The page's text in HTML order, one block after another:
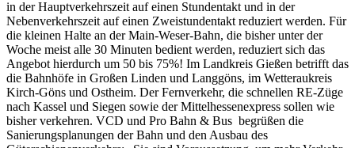
in der Hauptverkehrszeit auf einen Stundentakt und in der
Nebenverkehrszeit auf einen Zweistundentakt reduziert werden. Für
die kleinen Halte an der Main-Weser-Bahn, die bisher unter der
Woche meist alle 30 Minuten bedient werden, reduziert sich das
Angebot hierdurch um 50 bis 75%! Im Landkreis Gießen betrifft das
die Bahnhöfe in Großen Linden und Langgöns, im Wetteraukreis
Kirch-Göns und Ostheim. Der Fernverkehr, die schnellen RE-Züge
nach Kassel und Siegen sowie der Mittelhessenexpress sollen wie
bisher verkehren. VCD und Pro Bahn & Bus begrüßen die
Sanierungsplanungen der Bahn und den Ausbau des